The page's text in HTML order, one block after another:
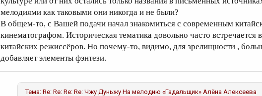
мелодиями как таковыми они никогда и не были?
В общем-то, с Вашей подачи начал знакомиться с современным
кинематографом. Историческая тематика довольно часто встречается
китайских режиссёров. Но почему-то, видимо, для зрелищности ,
добавляет элементы фэнтези.
Тема: Re: Re: Re: Re: Чжу Дуньжу На мелодию «Гадальщик» Алёна Алексеева